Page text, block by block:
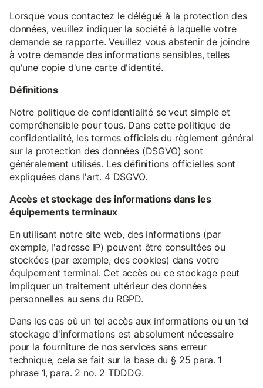
Lorsque vous contactez le délégué à la protection des
données, veuillez indiquer la société à laquelle votre
demande se rapporte. Veuillez vous abstenir de joindre
à votre demande des informations sensibles, telles
qu'une copie d'une carte d'identité.
Définitions
Notre politique de confidentialité se veut simple et
compréhensible pour tous. Dans cette politique de
confidentialité, les termes officiels du règlement général
sur la protection des données (DSGVO) sont
généralement utilisés. Les définitions officielles sont
expliquées dans l'art. 4 DSGVO.
Accès et stockage des informations dans les
équipements terminaux
En utilisant notre site web, des informations (par
exemple, l'adresse IP) peuvent être consultées ou
stockées (par exemple, des cookies) dans votre
équipement terminal. Cet accès ou ce stockage peut
impliquer un traitement ultérieur des données
personnelles au sens du RGPD.
Dans les cas où un tel accès aux informations ou un tel
stockage d'informations est absolument nécessaire
pour la fourniture de nos services sans erreur
technique, cela se fait sur la base du § 25 para. 1
phrase 1, para. 2 no. 2 TDDDG.